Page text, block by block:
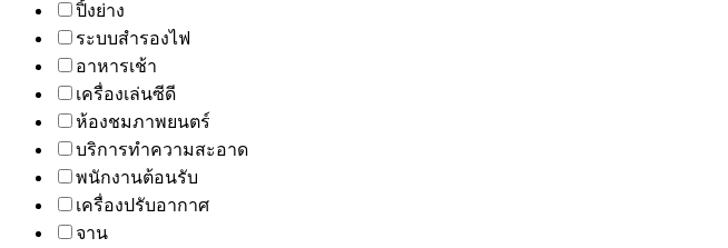
ปิ้งย่าง
ระบบสำรองไฟ
อาหารเช้า
เครื่องเล่นซีดี
ห้องชมภาพยนตร์
บริการทำความสะอาด
พนักงานต้อนรับ
เครื่องปรับอากาศ
จาน